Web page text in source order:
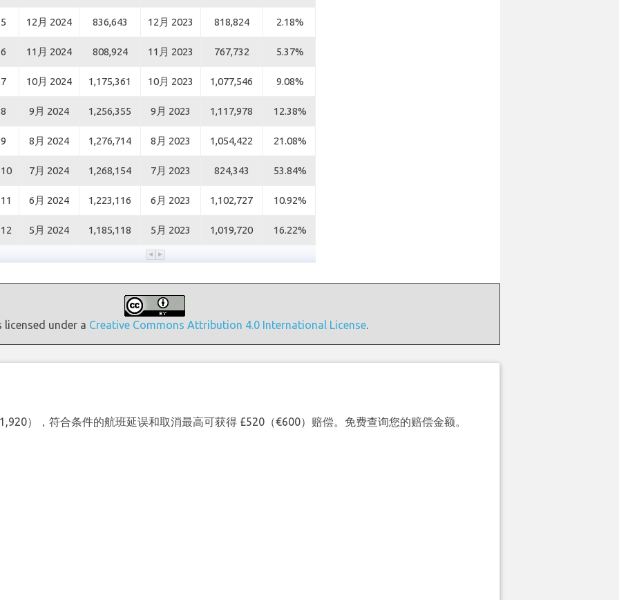
5 12月 2024 836,643 12月 2023 818,824 2.18%
6 11月 2024 808,924 11月 2023 767,732 5.37%
7 10月 2024 1,175,361 10月 2023 1,077,546 9.08%
8 9月 2024 1,256,355 9月 2023 1,117,978 12.38%
9 8月 2024 1,276,714 8月 2023 1,054,422 21.08%
10 7月 2024 1,268,154 7月 2023 824,343 53.84%
11 6月 2024 1,223,116 6月 2023 1,102,727 10.92%
12 5月 2024 1,185,118 5月 2023 1,019,720 16.22%
licensed under a Creative Commons Attribution 4.0 International License.
），符合条件的航班延误和取消最高可获得 £520（€600）赔偿。免费查询您的赔偿金额。